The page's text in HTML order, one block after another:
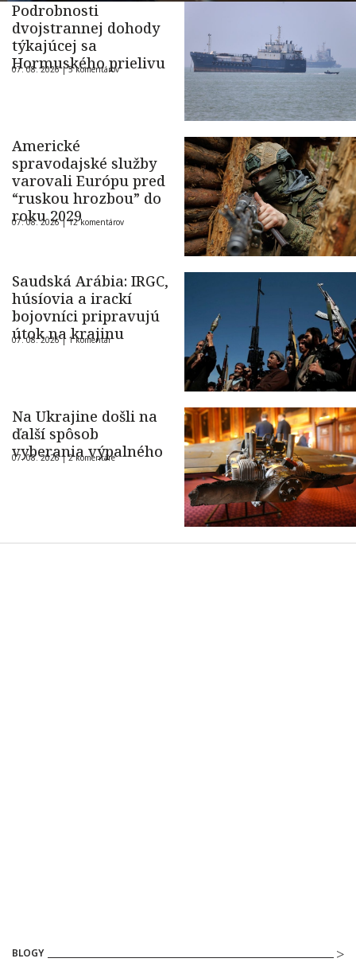
Podrobnosti
dvojstrannej dohody
týkajúcej sa
Hormuského prielivu
07. 08. 2026 |5 komentárov
Americké
spravodajské služby
varovali Európu pred
“ruskou hrozbou” do
roku 2029
07. 08. 2026 |12 komentárov
Saudská Arábia: IRGC,
húsíovia a irackí
bojovníci pripravujú
útok na krajinu
07. 08. 2026 | 1 komentár
Na Ukrajine došli na
ďalší spôsob
vyberania výpalného
07. 08. 2026 |2 komentáre
BLOGY